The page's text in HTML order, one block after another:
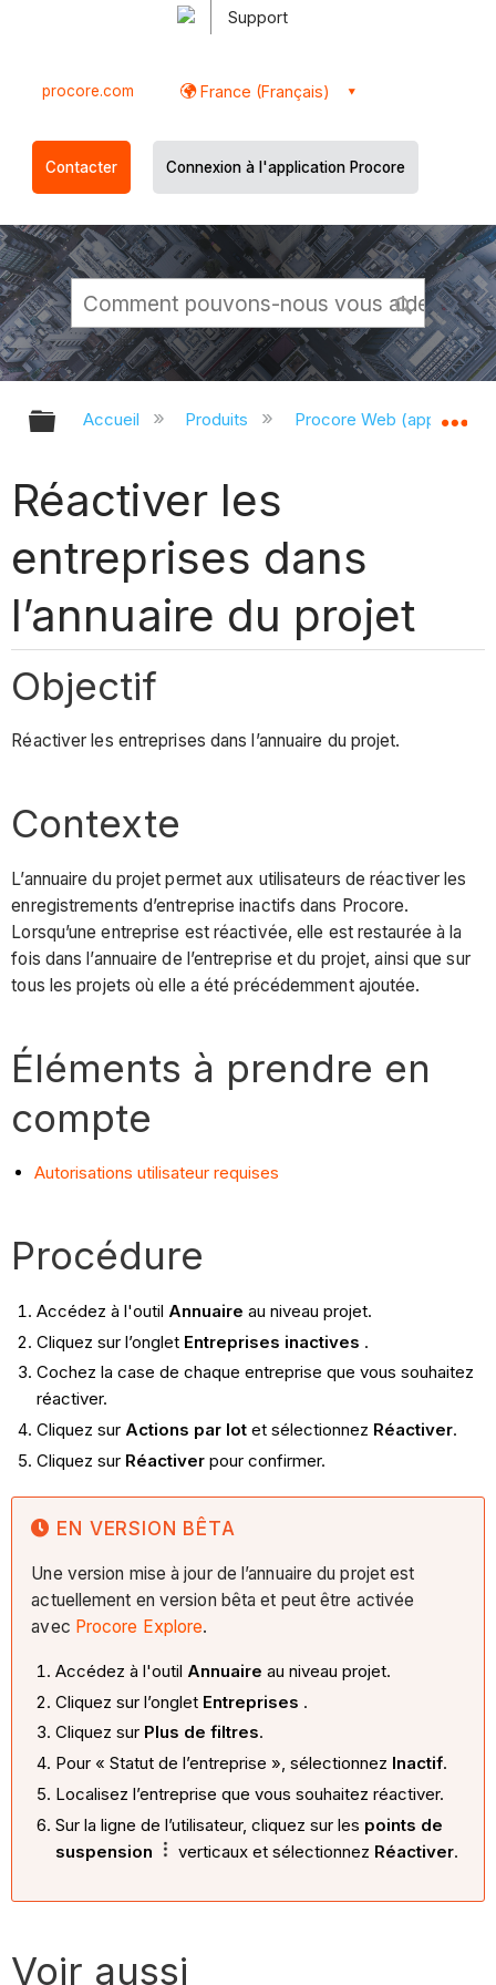
Support
procore.com France (Français)
Contacter Connexion à l'application Procore
Développer/réduire la hiérarchie
Accueil Produits Procore Web
Réactiver les
entreprises dans
l’annuaire du projet
Objectif
Réactiver les entreprises dans l’annuaire du projet.
Contexte
L’annuaire du projet permet aux utilisateurs de réactiver les
enregistrements d’entreprise inactifs dans Procore.
Lorsqu’une entreprise est réactivée, elle est restaurée à la
fois dans l’annuaire de l’entreprise et du projet, ainsi que sur
tous les projets où elle a été précédemment ajoutée.
Éléments à prendre en
compte
Autorisations utilisateur requises
Procédure
Accédez à l'outil Annuaire au niveau projet.
Cliquez sur l’onglet Entreprises inactives .
Cochez la case de chaque entreprise que vous souhaitez
réactiver.
Cliquez sur Actions par lot et sélectionnez Réactiver.
Cliquez sur Réactiverpour confirmer.
EN VERSION BÊTA
Une version mise à jour de l’annuaire du projet est
actuellement en version bêta et peut être activée
avec Procore Explore.
Accédez à l'outil Annuaire au niveau projet.
Cliquez sur l’onglet Entreprises .
Cliquez sur Plus de filtres.
Pour « Statut de l’entreprise », sélectionnez Inactif.
Localisez l’entreprise que vous souhaitez réactiver.
Sur la ligne de l’utilisateur, cliquez sur les points de
suspension
verticaux et sélectionnez Réactiver.
Voir aussi